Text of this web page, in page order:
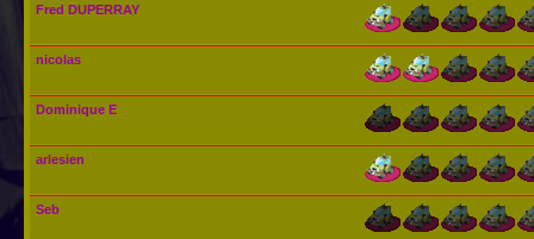
Fred DUPERRAY
nicolas
Dominique E
arlesien
Seb